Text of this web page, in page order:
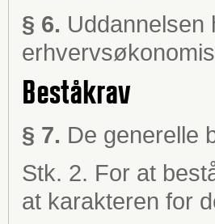
§ 6. Uddannelsen
Beståkrav
§ 7. De generelle
Stk. 2. For at
at karakteren for